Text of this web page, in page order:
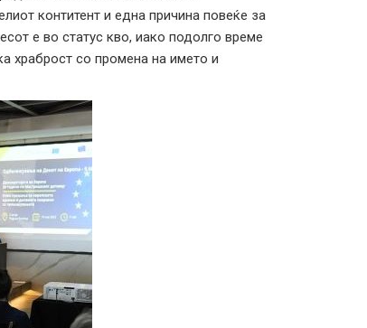
контитент и една причина повеќе за
е во статус кво, иако подолго време
храброст со промена на името и